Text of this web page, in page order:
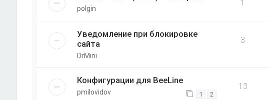
polgin
1
Уведомление при блокировке
сайта
DrMini
3
Конфигурации для BeeLine
pmilovidov 1 2
13